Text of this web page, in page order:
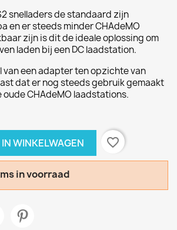
snelladers de standaard zijn
en er steeds minder CHAdeMO
zijn is dit de ideale oplossing om
laden bij een DC laadstation.
van een adapter ten opzichte van
dat er nog steeds gebruik gemaakt
oude CHAdeMO laadstations.
IN WINKELWAGEN favorite_border
in voorraad